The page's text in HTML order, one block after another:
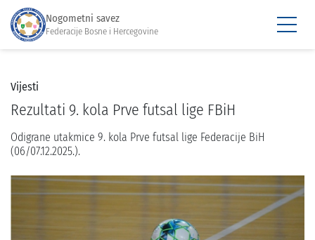
Nogometni savez
Federacije Bosne i Hercegovine
Vijesti
Rezultati 9. kola Prve futsal lige FBiH
Odigrane utakmice 9. kola Prve futsal lige Federacije BiH
(06/07.12.2025.).